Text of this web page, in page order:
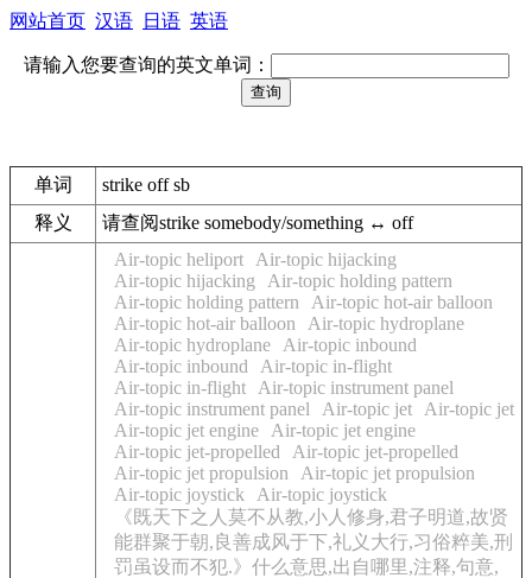
网站首页 汉语 日语 英语
请输入您要查询的英文单词：
单词
strike off sb
释义
请查阅strike somebody/something ↔ off
Air-topic heliport
Air-topic hijacking
Air-topic hijacking
Air-topic holding pattern
Air-topic holding pattern
Air-topic hot-air balloon
Air-topic hot-air balloon
Air-topic hydroplane
Air-topic hydroplane
Air-topic inbound
Air-topic inbound
Air-topic in-flight
Air-topic in-flight
Air-topic instrument panel
Air-topic instrument panel
Air-topic jet
Air-topic jet
Air-topic jet engine
Air-topic jet engine
Air-topic jet-propelled
Air-topic jet-propelled
Air-topic jet propulsion
Air-topic jet propulsion
Air-topic joystick
Air-topic joystick
《既天下之人莫不从教,小人修身,君子明道,故贤
能群聚于朝,良善成风于下,礼义大行,习俗粹美,刑
罚虽设而不犯.》什么意思,出自哪里,注释,句意,